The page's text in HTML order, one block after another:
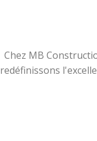
Chez MB
redéfinissons